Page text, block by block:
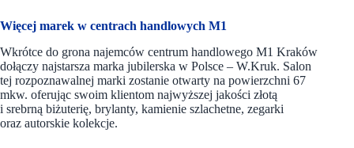
Więcej marek w centrach handlowych M1
Wkrótce do grona najemców centrum handlowego M1 Kraków
dołączy najstarsza marka jubilerska w Polsce – W.Kruk. Salon
tej rozpoznawalnej marki zostanie otwarty na powierzchni 67
mkw. oferując swoim klientom najwyższej jakości złotą
i srebrną biżuterię, brylanty, kamienie szlachetne, zegarki
oraz autorskie kolekcje.